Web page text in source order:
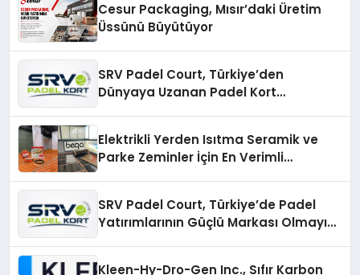
Cesur Packaging, Mısır’daki Üretim
Üssünü Büyütüyor
SRV Padel Court, Türkiye’den
Dünyaya Uzanan Padel Kort
Elektrikli Yerden Isıtma Seramik ve
Parke Zeminler İçin En Verimli
SRV Padel Court, Türkiye’de Padel
Yatırımlarının Güçlü Markası Olmayı
Kleen-Hy-Dro-Gen Inc., Sıfır Karbon